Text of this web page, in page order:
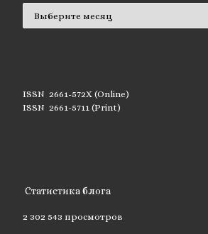
ISSN 2661-572X (Online)
ISSN 2661-5711 (Print)
Статистика блога
2 302 543 просмотров